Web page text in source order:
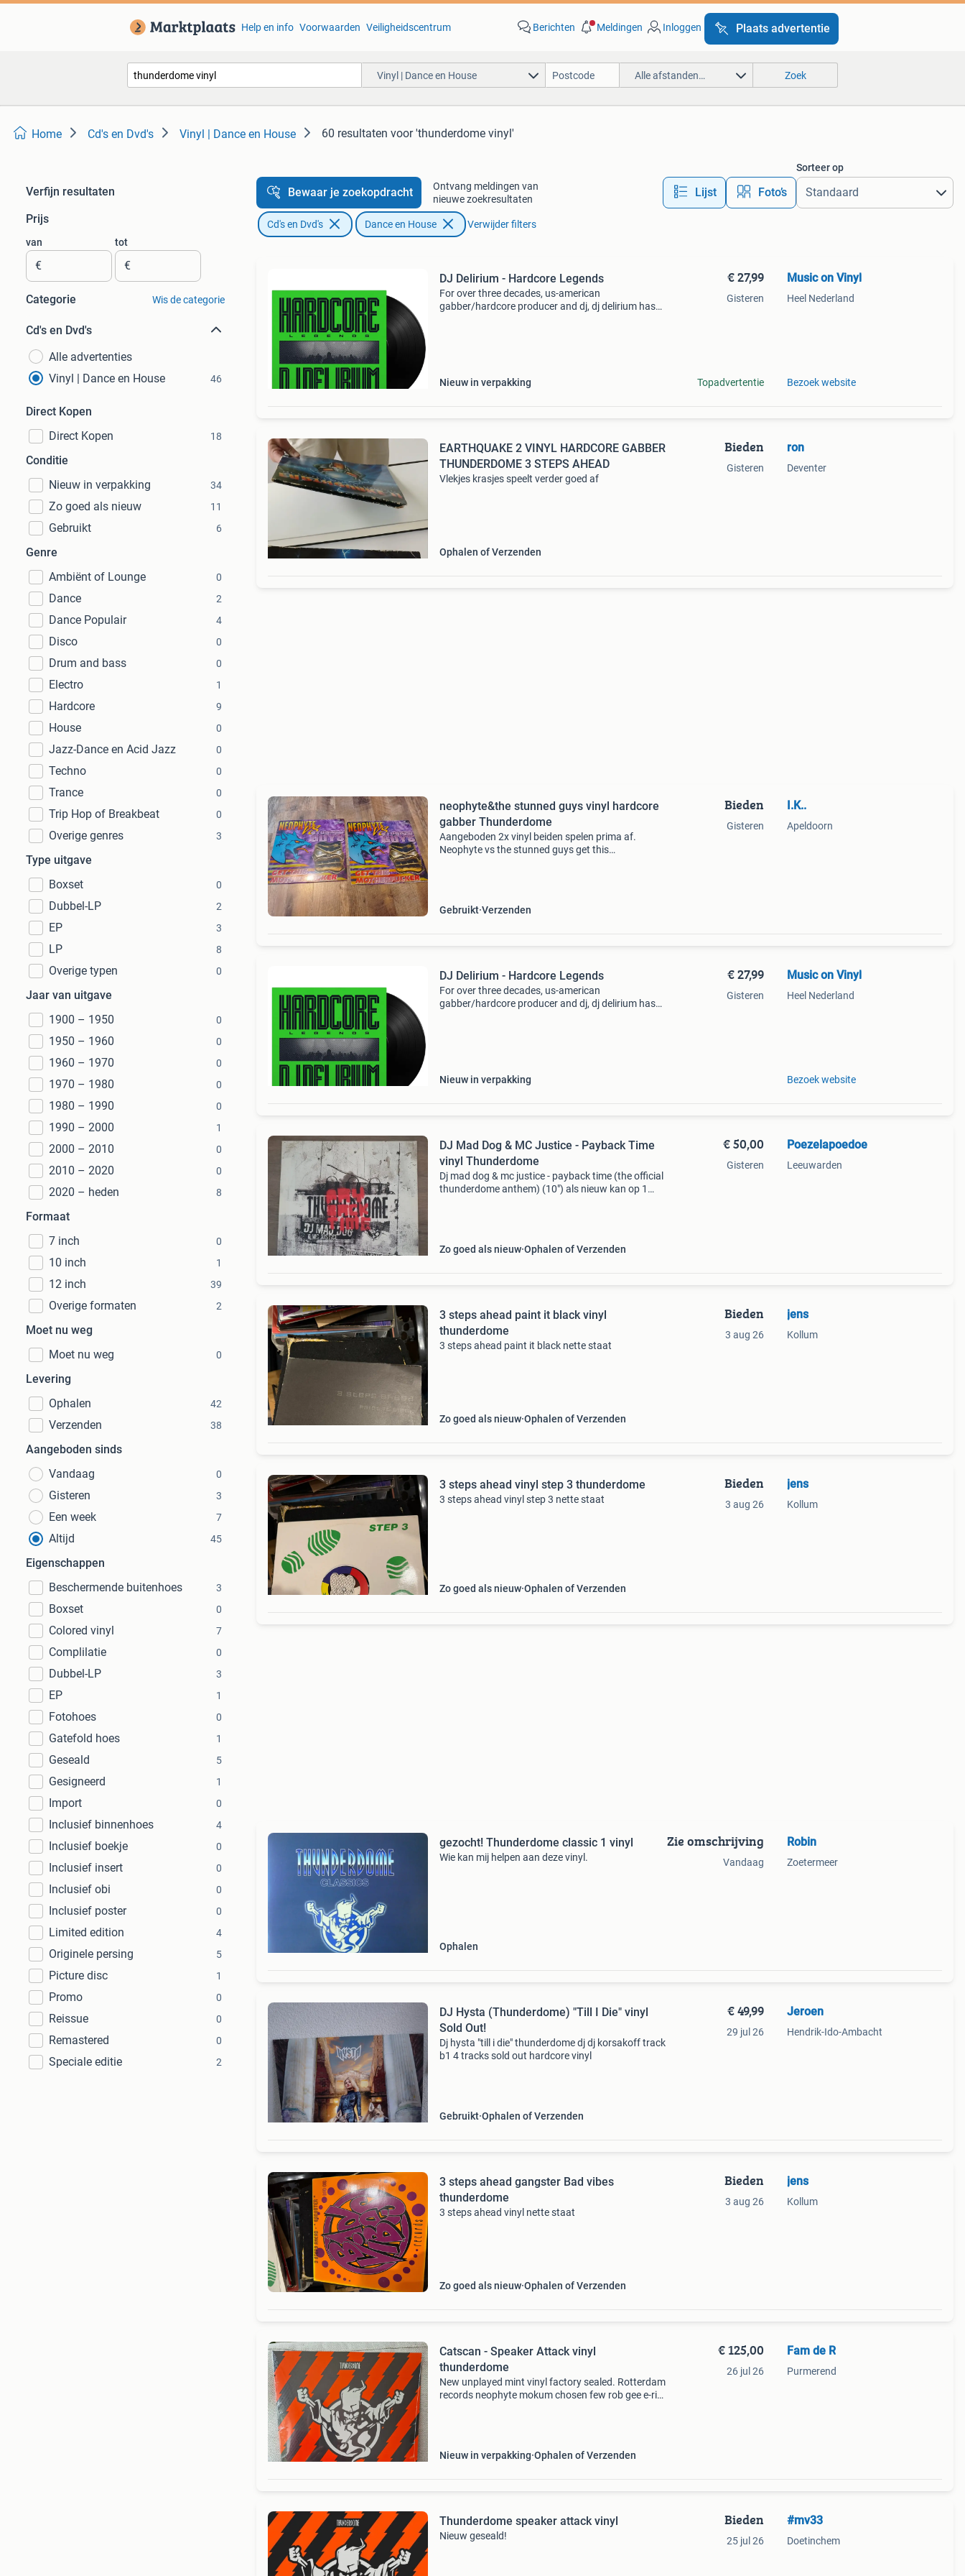
Help en info Voorwaarden Veiligheidscentrum Berichten Meldingen Inloggen Plaats advertentie
Vinyl | Dance en House Alle afstanden… Zoek
Home Cd's en Dvd's Vinyl | Dance en House 60 resultaten voor 'thunderdome vinyl'
Verfijn resultaten
Prijs
van
€
tot
€
Categorie Wis de categorie
Cd's en Dvd's
Alle advertenties
Vinyl | Dance en House
46
Direct Kopen
Direct Kopen
18
Conditie
Nieuw in verpakking
34
Zo goed als nieuw 11
Gebruikt 6
Genre
Ambiënt of Lounge
0
Dance 2
Dance Populair 4
Disco 0
Drum and bass 0
Electro 1
Hardcore 9
House 0
Jazz-Dance en Acid Jazz 0
Techno 0
Trance 0
Trip Hop of Breakbeat 0
Overige genres 3
Type uitgave
Boxset
0
Dubbel-LP 2
EP 3
LP 8
Overige typen 0
Jaar van uitgave
1900 – 1950
0
1950 – 1960 0
1960 – 1970 0
1970 – 1980 0
1980 – 1990 0
1990 – 2000 1
2000 – 2010 0
2010 – 2020 0
2020 – heden 8
Formaat
7 inch
0
10 inch 1
12 inch 39
Overige formaten 2
Moet nu weg
Moet nu weg
0
Levering
Ophalen
42
Verzenden 38
Aangeboden sinds
Vandaag
0
Gisteren 3
Een week 7
Altijd 45
Eigenschappen
Beschermende buitenhoes
3
Boxset 0
Colored vinyl 7
Complilatie 0
Dubbel-LP 3
EP 1
Fotohoes 0
Gatefold hoes 1
Geseald 5
Gesigneerd 1
Import 0
Inclusief binnenhoes 4
Inclusief boekje 0
Inclusief insert 0
Inclusief obi 0
Inclusief poster 0
Limited edition 4
Originele persing 5
Picture disc 1
Promo 0
Reissue 0
Remastered 0
Speciale editie 2
Bewaar je zoekopdracht
Ontvang meldingen van
nieuwe zoekresultaten
Lijst Foto’s
Sorteer op
Cd's en Dvd's Dance en House Verwijder filters
DJ Delirium - Hardcore Legends
For over three decades, us-american
gabber/hardcore producer and dj, dj delirium has
Nieuw in verpakking
€ 27,99
Gisteren
Topadvertentie
Music on Vinyl
Heel Nederland
Bezoek website
EARTHQUAKE 2 VINYL HARDCORE GABBER
THUNDERDOME 3 STEPS AHEAD
Vlekjes krasjes speelt verder goed af
Ophalen of Verzenden
Bieden
Gisteren
ron
Deventer
neophyte&the stunned guys vinyl hardcore
gabber Thunderdome
Aangeboden 2x vinyl beiden spelen prima af.
Neophyte vs the stunned guys get this
Gebruikt Verzenden
Bieden
Gisteren
I.K..
Apeldoorn
DJ Delirium - Hardcore Legends
For over three decades, us-american
gabber/hardcore producer and dj, dj delirium has
Nieuw in verpakking
€ 27,99
Gisteren
Music on Vinyl
Heel Nederland
Bezoek website
DJ Mad Dog & MC Justice - Payback Time
vinyl Thunderdome
Dj mad dog & mc justice - payback time (the official
thunderdome anthem) (10") als nieuw kan op 1
Zo goed als nieuw Ophalen of Verzenden
€ 50,00
Gisteren
Poezelapoedoe
Leeuwarden
3 steps ahead paint it black vinyl
thunderdome
3 steps ahead paint it black nette staat
Zo goed als nieuw Ophalen of Verzenden
Bieden
3 aug 26
jens
Kollum
3 steps ahead vinyl step 3 thunderdome
3 steps ahead vinyl step 3 nette staat
Zo goed als nieuw Ophalen of Verzenden
Bieden
3 aug 26
jens
Kollum
gezocht! Thunderdome classic 1 vinyl
Wie kan mij helpen aan deze vinyl.
Ophalen
Zie omschrijving
Vandaag
Robin
Zoetermeer
DJ Hysta (Thunderdome) "Till I Die" vinyl
Sold Out!
Dj hysta "till i die" thunderdome dj dj korsakoff track
b1 4 tracks sold out hardcore vinyl
Gebruikt Ophalen of Verzenden
€ 49,99
29 jul 26
Jeroen
Hendrik-Ido-Ambacht
3 steps ahead gangster Bad vibes
thunderdome
3 steps ahead vinyl nette staat
Zo goed als nieuw Ophalen of Verzenden
Bieden
3 aug 26
jens
Kollum
Catscan - Speaker Attack vinyl
thunderdome
New unplayed mint vinyl factory sealed. Rotterdam
records neophyte mokum chosen few rob gee e-rick
Nieuw in verpakking Ophalen of Verzenden
€ 125,00
26 jul 26
Fam de R
Purmerend
Thunderdome speaker attack vinyl
Nieuw geseald!
Bieden
25 jul 26
#mv33
Doetinchem